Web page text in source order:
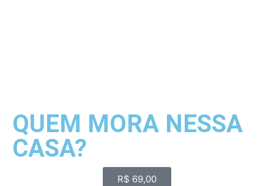
QUEM MORA NESSA
CASA?
R$ 69,00